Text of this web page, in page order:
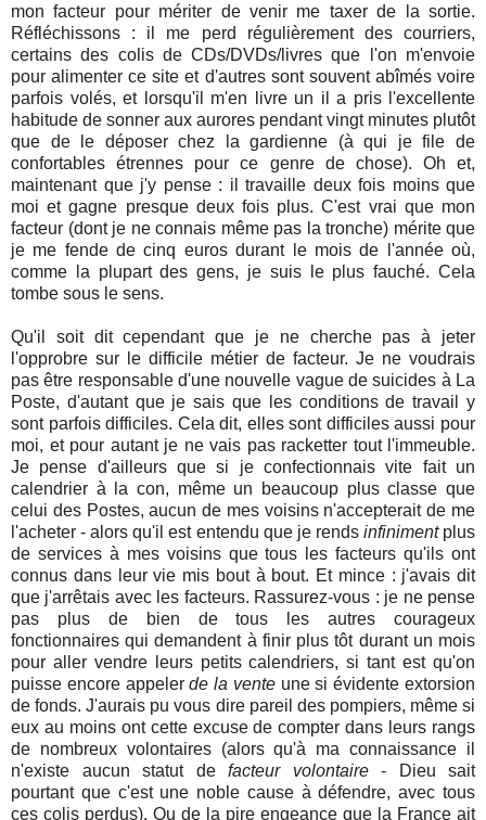
mon facteur pour mériter de venir me taxer de la sortie.
Réfléchissons : il me perd régulièrement des courriers,
certains des colis de CDs/DVDs/livres que l'on m'envoie
pour alimenter ce site et d'autres sont souvent abîmés voire
parfois volés, et lorsqu'il m'en livre un il a pris l'excellente
habitude de sonner aux aurores pendant vingt minutes plutôt
que de le déposer chez la gardienne (à qui je file de
confortables étrennes pour ce genre de chose). Oh et,
maintenant que j'y pense : il travaille deux fois moins que
moi et gagne presque deux fois plus. C'est vrai que mon
facteur (dont je ne connais même pas la tronche) mérite que
je me fende de cinq euros durant le mois de l'année où,
comme la plupart des gens, je suis le plus fauché. Cela
tombe sous le sens.
Qu'il soit dit cependant que je ne cherche pas à jeter
l'opprobre sur le difficile métier de facteur. Je ne voudrais
pas être responsable d'une nouvelle vague de suicides à La
Poste, d'autant que je sais que les conditions de travail y
sont parfois difficiles. Cela dit, elles sont difficiles aussi pour
moi, et pour autant je ne vais pas racketter tout l'immeuble.
Je pense d'ailleurs que si je confectionnais vite fait un
calendrier à la con, même un beaucoup plus classe que
celui des Postes, aucun de mes voisins n'accepterait de me
l'acheter - alors qu'il est entendu que je rends infinimentplus
de services à mes voisins que tous les facteurs qu'ils ont
connus dans leur vie mis bout à bout. Et mince : j'avais dit
que j'arrêtais avec les facteurs. Rassurez-vous : je ne pense
pas plus de bien de tous les autres courageux
fonctionnaires qui demandent à finir plus tôt durant un mois
pour aller vendre leurs petits calendriers, si tant est qu'on
puisse encore appelerde la venteune si évidente extorsion
de fonds. J'aurais pu vous dire pareil des pompiers, même si
eux au moins ont cette excuse de compter dans leurs rangs
de nombreux volontaires (alors qu'à ma connaissance il
n'existe aucun statut de facteur volontaire- Dieu sait
pourtant que c'est une noble cause à défendre, avec tous
ces colis perdus). Ou de la pire engeance que la France ait